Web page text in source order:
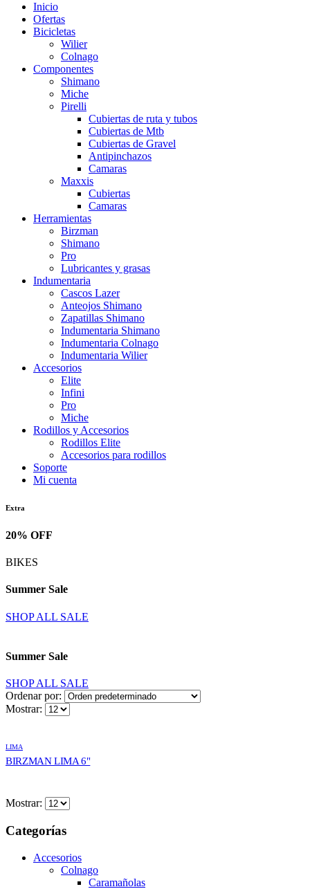
Inicio
Ofertas
Bicicletas
Wilier
Colnago
Componentes
Shimano
Miche
Pirelli
Cubiertas de ruta y tubos
Cubiertas de Mtb
Cubiertas de Gravel
Antipinchazos
Camaras
Maxxis
Cubiertas
Camaras
Herramientas
Birzman
Shimano
Pro
Lubricantes y grasas
Indumentaria
Cascos Lazer
Anteojos Shimano
Zapatillas Shimano
Indumentaria Shimano
Indumentaria Colnago
Indumentaria Wilier
Accesorios
Elite
Infini
Pro
Miche
Rodillos y Accesorios
Rodillos Elite
Accesorios para rodillos
Soporte
Mi cuenta
Extra
20% OFF
BIKES
Summer Sale
SHOP ALL SALE
Summer Sale
SHOP ALL SALE
Ordenar por:
Mostrar:
LIMA
BIRZMAN LIMA 6"
Mostrar:
Categorías
Accesorios
Colnago
Caramañolas